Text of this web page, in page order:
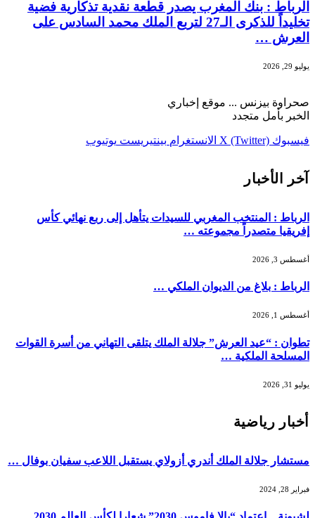
الرباط : بنك المغرب يصدر قطعة نقدية تذكارية فضية
تخليداً للذكرى الـ27 لتربع الملك محمد السادس على
العرش …
يوليو 29, 2026
صحراوة بيزنس ... موقع إخباري
الخبر بأمل متجدد
فيسبوك X (Twitter) الانستغرام بينتيريست يوتيوب
آخر الأخبار
الرباط : المنتخب المغربي للسيدات يتأهل إلى ربع نهائي كأس
إفريقيا متصدراً مجموعته …
أغسطس 3, 2026
الرباط : بلاغ من الديوان الملكي …
أغسطس 1, 2026
تطوان : “عيد العرش” جلالة الملك يتلقى التهاني من أسرة القوات
المسلحة الملكية …
يوليو 31, 2026
أخبار رياضية
مستشار جلالة الملك أندري أزولاي يستقبل اللاعب سفيان بوفال …
فبراير 28, 2024